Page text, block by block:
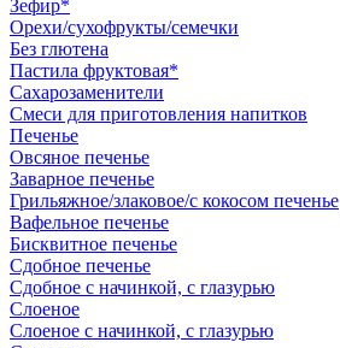
Зефир*
Орехи/сухофрукты/семечки
Без глютена
Пастила фруктовая*
Сахарозаменители
Смеси для приготовления напитков
Печенье
Овсяное печенье
Заварное печенье
Грильяжное/злаковое/с кокосом печенье
Вафельное печенье
Бисквитное печенье
Сдобное печенье
Сдобное с начинкой, с глазурью
Слоеное
Слоеное с начинкой, с глазурью